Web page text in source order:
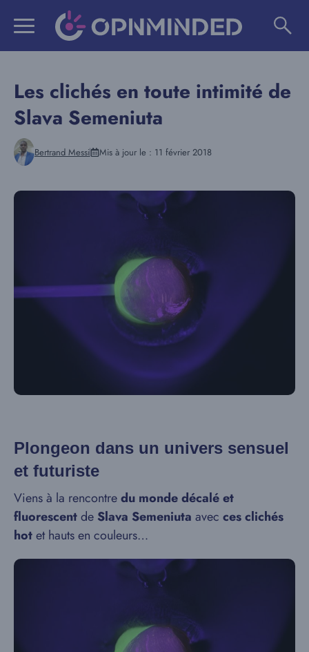
Les clichés en toute intimité de
Slava Semeniuta
Bertrand Messi Mis à jour le : 11 février 2018
Plongeon dans un univers sensuel
et futuriste
Viens à la rencontredu monde décalé et
fluorescentde Slava Semeniuta avec ces clichés
hotet hauts en couleurs…